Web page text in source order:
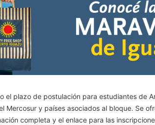
el plazo de postulación para estudiantes de
Mercosur y países asociados al bloque. Se
completa y el enlace para las